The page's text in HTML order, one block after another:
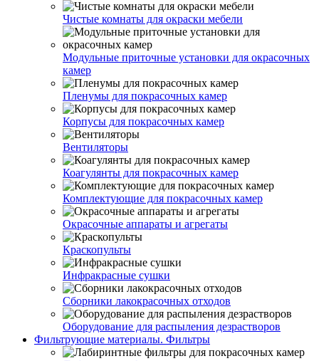
Чистые комнаты для окраски мебели
Модульные приточные установки для окрасочных
камер
Пленумы для покрасочных камер
Корпусы для покрасочных камер
Вентиляторы
Коагулянты для покрасочных камер
Комплектующие для покрасочных камер
Окрасочные аппараты и агрегаты
Краскопульты
Инфракрасные сушки
Сборники лакокрасочных отходов
Оборудование для распыления дезрастворов
Фильтрующие материалы. Фильтры